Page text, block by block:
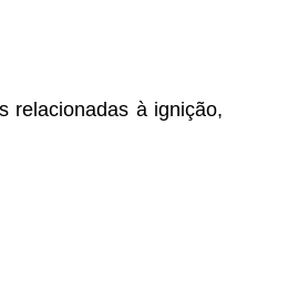
relacionadas à ignição,